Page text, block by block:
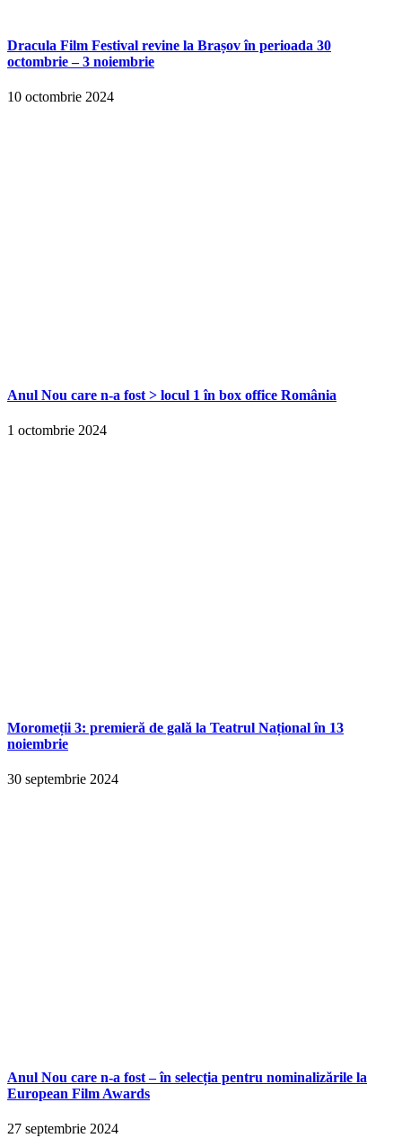
Dracula Film Festival revine la Brașov în perioada 30
octombrie – 3 noiembrie
10 octombrie 2024
Anul Nou care n-a fost > locul 1 în box office România
1 octombrie 2024
Moromeții 3: premieră de gală la Teatrul Național în 13
noiembrie
30 septembrie 2024
Anul Nou care n-a fost – în selecția pentru nominalizările la
European Film Awards
27 septembrie 2024